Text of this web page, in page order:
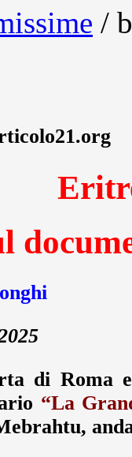
/
di Roma
“La